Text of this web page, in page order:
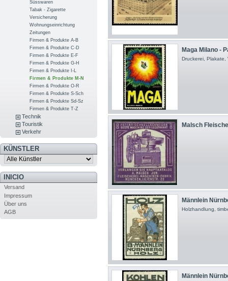
Süsswaren
Tabak - Zigarette
Versicherung
Wohnungseinrichtung
Zeitungen
Firmen & Produkte A-B
Firmen & Produkte C-D
Firmen & Produkte E-F
Firmen & Produkte G-H
Firmen & Produkte I-L
Firmen & Produkte M-N
Firmen & Produkte O-R
Firmen & Produkte S-Sch
Firmen & Produkte Sd-Sz
Firmen & Produkte T-Z
Technik
Touristik
Verkehr
KÜNSTLER
INICIO
Versand
Impressum
Über uns
AGB
Maga Milano -
Druckerei, Plakate,
Malsch
Männlein
Holzhandlung,
Männlein